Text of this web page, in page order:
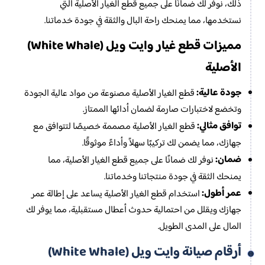
ذلك، نوفر لك ضمانًا على جميع قطع الغيار الأصلية التي
نستخدمها، مما يمنحك راحة البال والثقة في جودة خدماتنا.
مميزات قطع غيار وايت ويل (White Whale)
الأصلية
جودة عالية:قطع الغيار الأصلية مصنوعة من مواد عالية الجودة
وتخضع لاختبارات صارمة لضمان أدائها الممتاز.
توافق مثالي:قطع الغيار الأصلية مصممة خصيصًا لتتوافق مع
جهازك، مما يضمن لك تركيبًا سهلاً وأداءً موثوقًا.
ضمان:نوفر لك ضمانًا على جميع قطع الغيار الأصلية، مما
يمنحك الثقة في جودة منتجاتنا وخدماتنا.
عمر أطول:استخدام قطع الغيار الأصلية يساعد على إطالة عمر
جهازك ويقلل من احتمالية حدوث أعطال مستقبلية، مما يوفر لك
المال على المدى الطويل.
أرقام صيانة وايت ويل (White Whale)